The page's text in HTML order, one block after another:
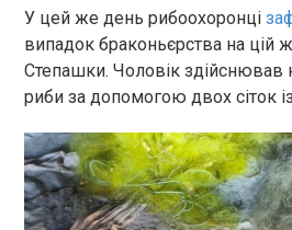
У цей же день рибоохоронці
випадок браконьєрства на цій
Степашки. Чоловік здійснював
риби за допомогою двох сіток